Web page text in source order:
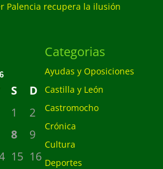
Palencia recupera la ilusión
S
D
1
2
8
9
15 16
Categorias
Ayudas y Oposiciones
Castilla y León
Castromocho
Crónica
Cultura
Deportes